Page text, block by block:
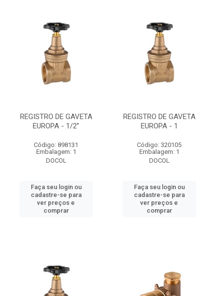
REGISTRO DE GAVETA
EUROPA - 1/2”
Código: 898131
Embalagem: 1
DOCOL
Faça seu login ou
cadastre-se para
ver preços e
comprar
REGISTRO DE GAVETA
EUROPA - 1
Código: 320105
Embalagem: 1
DOCOL
Faça seu login ou
cadastre-se para
ver preços e
comprar